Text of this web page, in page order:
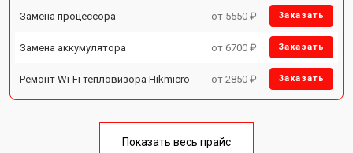
Замена процессора от 5550 ₽ Заказать
Замена аккумулятора от 6700 ₽ Заказать
Ремонт Wi-Fi тепловизора Hikmicro от 2850 ₽ Заказать
Показать весь прайс